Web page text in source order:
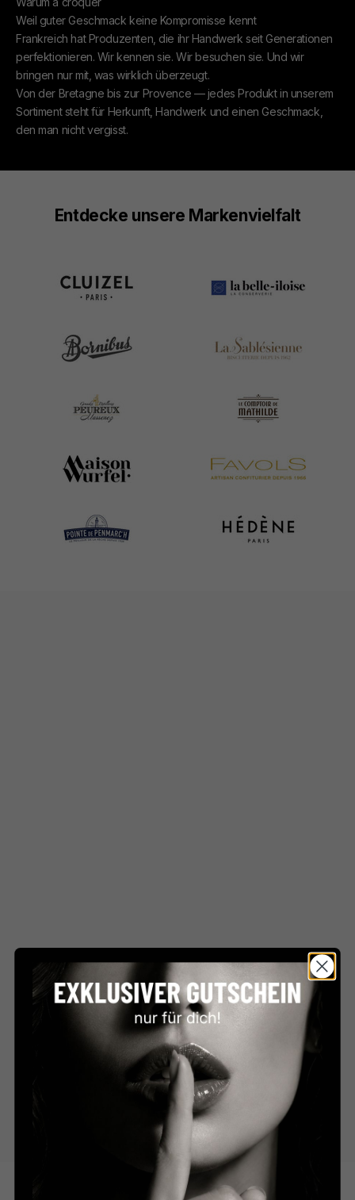
Weil guter Geschmack keine Kompromisse kennt
Frankreich hat Produzenten, die ihr Handwerk seit Generationen
perfektionieren. Wir kennen sie. Wir besuchen sie. Und wir
bringen nur mit, was wirklich überzeugt.
Von der Bretagne bis zur Provence — jedes Produkt in unserem
Sortiment steht für Herkunft, Handwerk und einen Geschmack,
den man nicht vergisst.
Entdecke unsere Markenvielfalt